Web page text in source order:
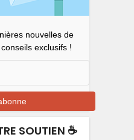
nouvelles de
exclusifs !
SOUTIEN ☕️